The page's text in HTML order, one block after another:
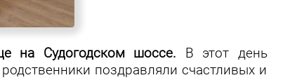
на Судогодском шоссе. В этот день
поздравляли счастливых и